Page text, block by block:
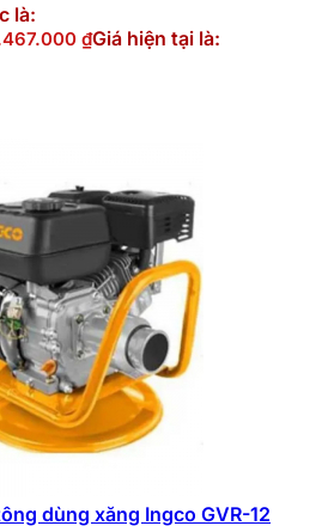
là:
₫Giá hiện tại là:
dùng xăng Ingco GVR-12